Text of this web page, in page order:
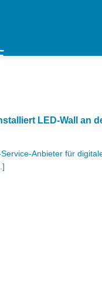
LED-Wall an
Anbieter für